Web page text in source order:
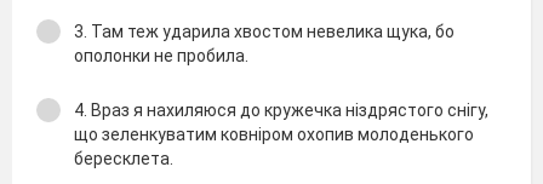
3. Там теж ударила хвостом невелика щука, бо
ополонки не пробила.
4. Враз я нахиляюся до кружечка нiздрястого снiгу,
що зеленкуватим ковнiром охопив молоденького
бересклета.